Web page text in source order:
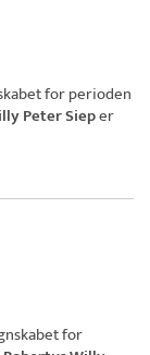
for perioden
Peter Sieper
for